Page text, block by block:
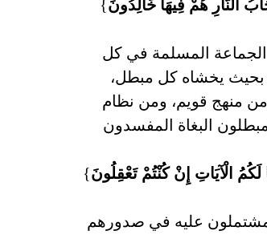
النَّارِ هُمْ فِيهَا خَالِدُونَ}
الجماعة المسلمة في كل
بحيث يخشاه كل مبطل،
منهج قويم، ومن نظام
البغاة المفسدون
الْآيَاتِ إِنْ كُنْتُمْ تَعْقِلُونَ}
مشتملون عليه في صدورهم